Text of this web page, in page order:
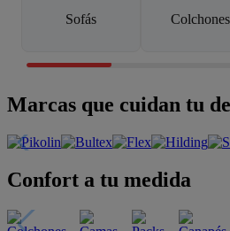
Sofás Colchones
Marcas que cuidan tu
Confort a tu medida